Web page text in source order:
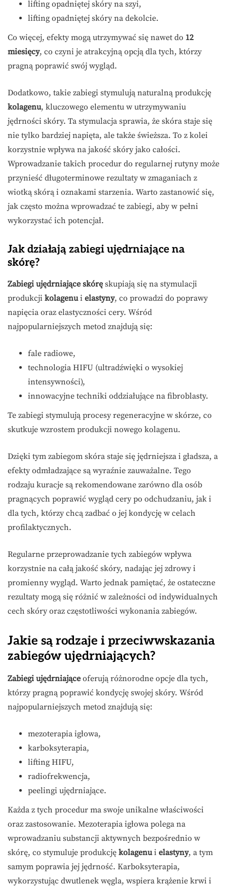
lifting opadniętej skóry na szyi,
lifting opadniętej skóry na dekolcie.
Co więcej, efekty mogą utrzymywać się nawet do 12
miesięcy, co czyni je atrakcyjną opcją dla tych, którzy
pragną poprawić swój wygląd.
Dodatkowo, takie zabiegi stymulują naturalną produkcję
kolagenu, kluczowego elementu w utrzymywaniu
jędrności skóry. Ta stymulacja sprawia, że skóra staje się
nie tylko bardziej napięta, ale także świeższa. To z kolei
korzystnie wpływa na jakość skóry jako całości.
Wprowadzanie takich procedur do regularnej rutyny może
przynieść długoterminowe rezultaty w zmaganiach z
wiotką skórą i oznakami starzenia. Warto zastanowić się,
jak często można wprowadzać te zabiegi, aby w pełni
wykorzystać ich potencjał.
Jak działają zabiegi ujędrniające na
skórę?
Zabiegi ujędrniające skórę skupiają się na stymulacji
produkcji kolagenui elastyny, co prowadzi do poprawy
napięcia oraz elastyczności cery. Wśród
najpopularniejszych metod znajdują się:
fale radiowe,
technologia HIFU (ultradźwięki o wysokiej
intensywności),
innowacyjne techniki oddziałujące na fibroblasty.
Te zabiegi stymulują procesy regeneracyjne w skórze, co
skutkuje wzrostem produkcji nowego kolagenu.
Dzięki tym zabiegom skóra staje się jędrniejsza i gładsza, a
efekty odmładzające są wyraźnie zauważalne. Tego
rodzaju kuracje są rekomendowane zarówno dla osób
pragnących poprawić wygląd cery po odchudzaniu, jak i
dla tych, którzy chcą zadbać o jej kondycję w celach
profilaktycznych.
Regularne przeprowadzanie tych zabiegów wpływa
korzystnie na całą jakość skóry, nadając jej zdrowy i
promienny wygląd. Warto jednak pamiętać, że ostateczne
rezultaty mogą się różnić w zależności od indywidualnych
cech skóry oraz częstotliwości wykonania zabiegów.
Jakie są rodzaje i przeciwwskazania
zabiegów ujędrniających?
Zabiegi ujędrniające oferują różnorodne opcje dla tych,
którzy pragną poprawić kondycję swojej skóry. Wśród
najpopularniejszych metod znajdują się:
mezoterapia igłowa,
karboksyterapia,
lifting HIFU,
radiofrekwencja,
peelingi ujędrniające.
Każda z tych procedur ma swoje unikalne właściwości
oraz zastosowanie. Mezoterapia igłowa polega na
wprowadzaniu substancji aktywnych bezpośrednio w
skórę, co stymuluje produkcję kolagenui elastyny, a tym
samym poprawia jej jędrność. Karboksyterapia,
wykorzystując dwutlenek węgla, wspiera krążenie krwi i